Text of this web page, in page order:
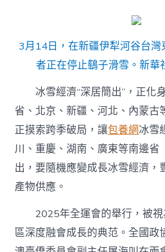
3月14日，在新疆伊犁河谷台
者正在停止鷂子滑雪。新華
冰雪經濟“深居簡出”，正化
省、北京、新疆、河北、內蒙古
正摸索跨季破局，讓包養網冰雪
川、重慶、湖南、廣東等南邊省
出，要隨機應變成長冰雪經濟，
產物供應。
2025年全運會的舉行，被
區深度融會成長的典范。全國政